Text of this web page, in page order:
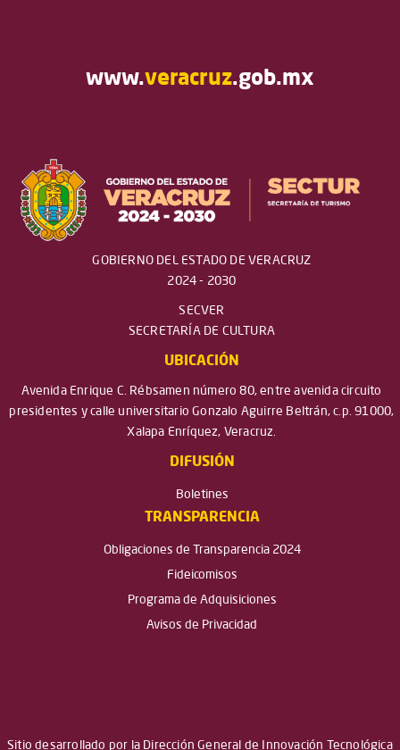
www.veracruz.gob.mx
GOBIERNO DEL ESTADO DE VERACRUZ
2024 - 2030
SECVER
SECRETARÍA DE CULTURA
UBICACIÓN
Avenida Enrique C. Rébsamen número 80, entre avenida circuito
presidentes y calle universitario Gonzalo Aguirre Beltrán, c.p. 91000,
Xalapa Enríquez, Veracruz.
DIFUSIÓN
Boletines
TRANSPARENCIA
Obligaciones de Transparencia 2024
Fideicomisos
Programa de Adquisiciones
Avisos de Privacidad
Sitio desarrollado por la Dirección General de Innovación Tecnológica